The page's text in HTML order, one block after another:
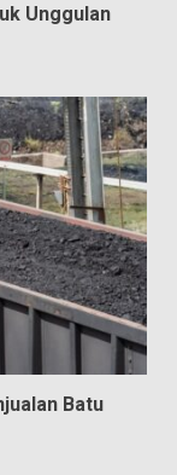
Unggulan
Batu